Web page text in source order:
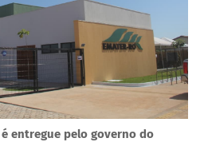
é entregue pelo governo do